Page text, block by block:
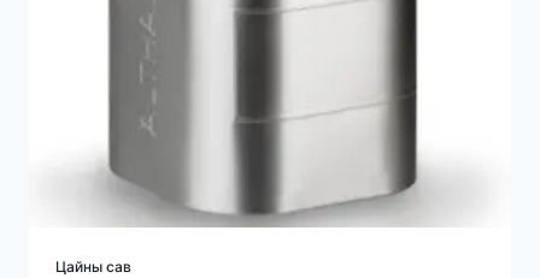
Цайны сав